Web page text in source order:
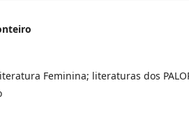
Feminina; literaturas dos